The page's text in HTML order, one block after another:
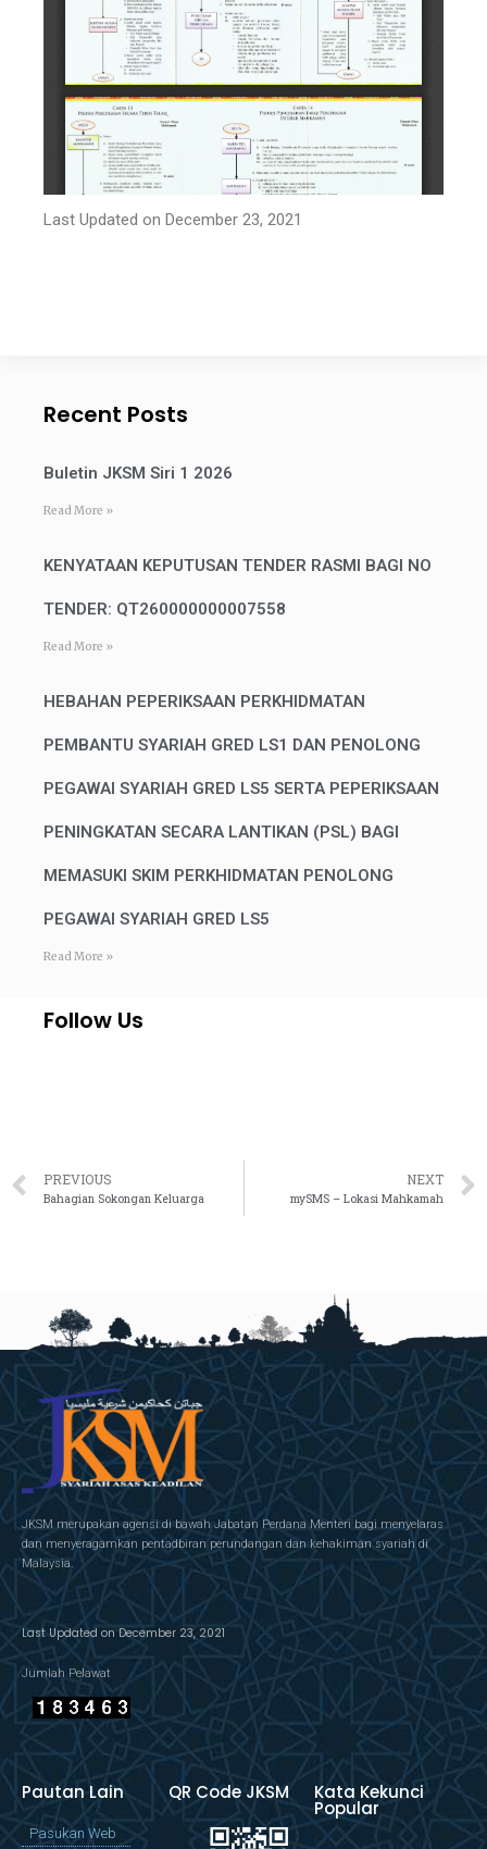
Last Updated on December 23, 2021
Recent Posts
Buletin JKSM Siri 1 2026
Read More »
KENYATAAN KEPUTUSAN TENDER RASMI BAGI NO
TENDER: QT260000000007558
Read More »
HEBAHAN PEPERIKSAAN PERKHIDMATAN
PEMBANTU SYARIAH GRED LS1 DAN PENOLONG
PEGAWAI SYARIAH GRED LS5 SERTA PEPERIKSAAN
PENINGKATAN SECARA LANTIKAN (PSL) BAGI
MEMASUKI SKIM PERKHIDMATAN PENOLONG
PEGAWAI SYARIAH GRED LS5
Read More »
Follow Us
PREVIOUS
Bahagian Sokongan Keluarga
NEXT
mySMS – Lokasi Mahkamah
JKSM merupakan agensi di bawah Jabatan Perdana Menteri bagi menyelaras
dan menyeragamkan pentadbiran perundangan dan kehakiman syariah di
Malaysia.
Last Updated on December 23, 2021
Jumlah Pelawat
Pautan Lain
Pasukan Web
QR Code JKSM Kata Kekunci
Popular